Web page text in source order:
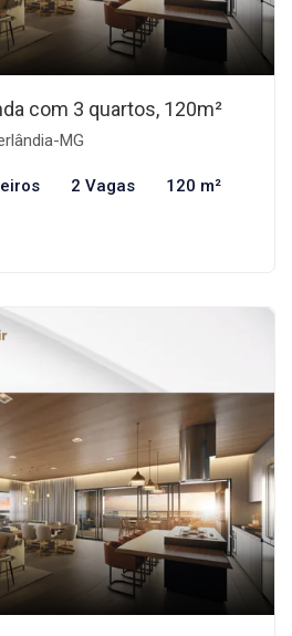
com 3 quartos, 120m²
MG
2 Vagas 120 m²